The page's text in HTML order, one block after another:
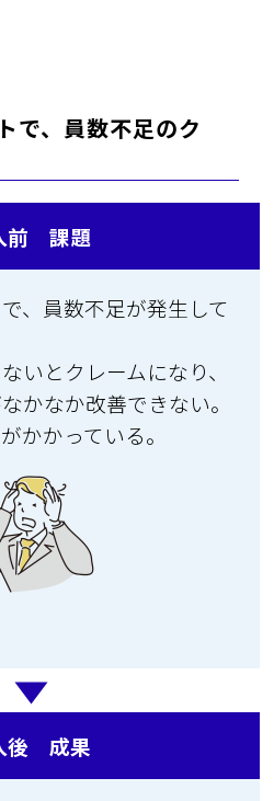
で、員数不足のク
前 課題
、員数不足が発生して
いとクレームになり、
かなか改善できない。
かかっている。
後 成果